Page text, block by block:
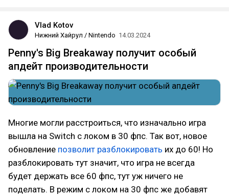
Vlad Kotov
Нижний Хайрул / Nintendo 14.03.2024
Penny's Big Breakaway получит особый
апдейт производительности
Многие могли расстроиться, что изначально игра
вышла на Switch с локом в 30 фпс. Так вот, новое
обновление позволит разблокировать их до 60! Но
разблокировать тут значит, что игра не всегда
будет держать все 60 фпс, тут уж ничего не
поделать. В режим с локом на 30 фпс же добавят